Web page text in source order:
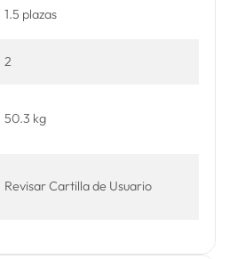
1.5 plazas
2
50.3 kg
Revisar Cartilla de Usuario